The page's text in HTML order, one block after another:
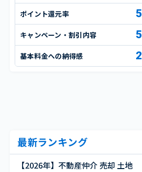
ポイント還元率 5
キャンペーン・割引内容 5
基本料金への納得感 2
最新ランキング
【2026年】不動産仲介 売却 土地